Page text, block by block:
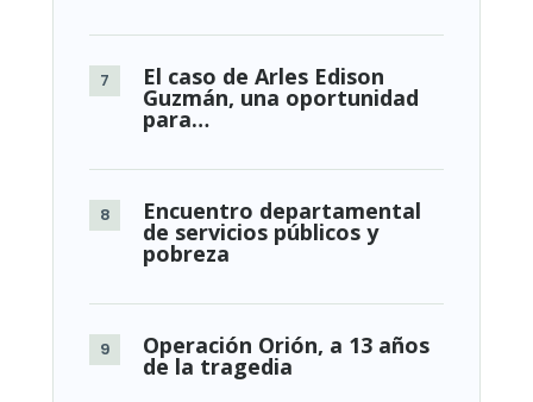
El caso de Arles Edison
Guzmán, una oportunidad
para…
Encuentro departamental
de servicios públicos y
pobreza
Operación Orión, a 13 años
de la tragedia